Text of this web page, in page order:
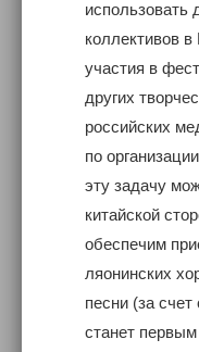
использовать
коллективов в
участия в
других
российских
по
эту задачу
китайской
обеспечим
ляонинских
песни (за
станет